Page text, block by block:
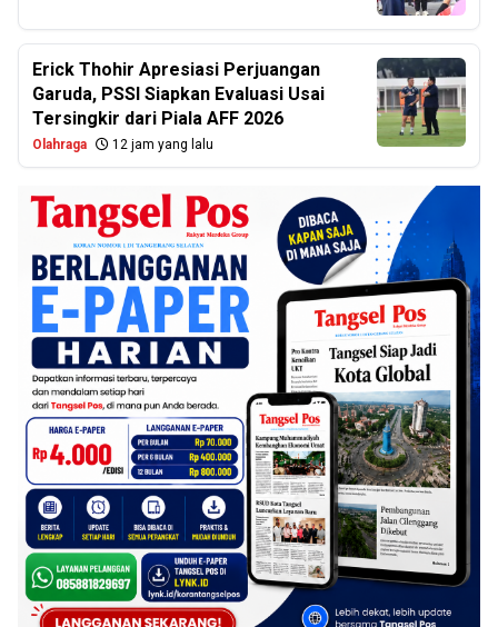
Erick Thohir Apresiasi Perjuangan
Garuda, PSSI Siapkan Evaluasi Usai
Tersingkir dari Piala AFF 2026
Olahraga 12 jam yang lalu